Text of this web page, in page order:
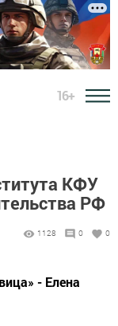
16+
КФУ
РФ
1128 0 0
- Елена